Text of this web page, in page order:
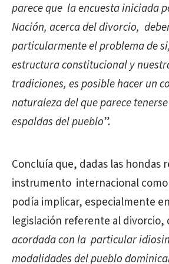
parece que la encuesta iniciada
Nación, acerca del divorcio,
particularmente el problema de
estructura constitucional y
tradiciones, es posible hacer un
naturaleza del que parece tenerse
espaldas del pueblo”.
Concluía que, dadas las hondas
instrumento internacional
podía implicar, especialmente
legislación referente al divorcio,
acordada con la particular
modalidades del pueblo